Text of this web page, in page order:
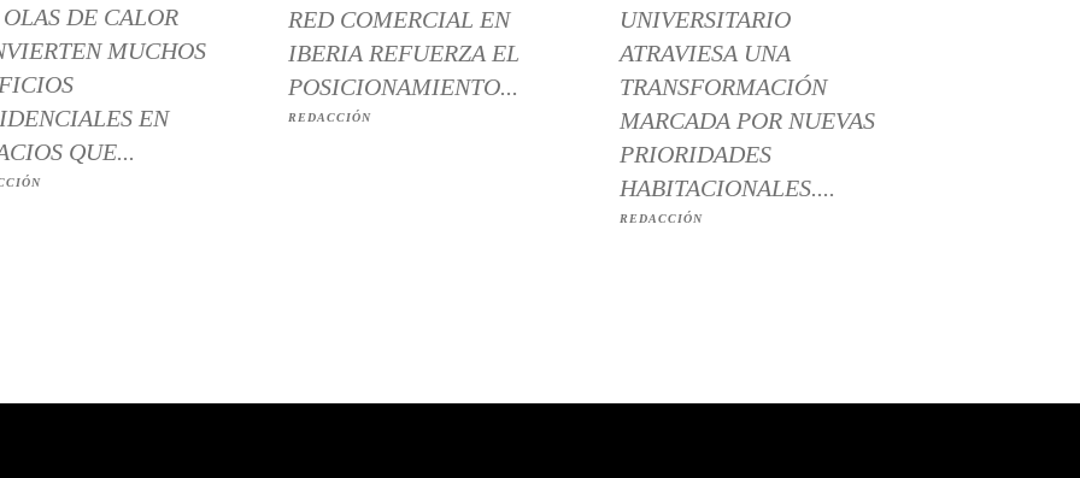
DE CALOR
MUCHOS
EN
QUE...
RED COMERCIAL EN
IBERIA REFUERZA EL
POSICIONAMIENTO...
REDACCIÓN
UNIVERSITARIO
ATRAVIESA UNA
TRANSFORMACIÓN
MARCADA POR NUEVAS
PRIORIDADES
HABITACIONALES....
REDACCIÓN